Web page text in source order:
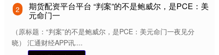
2
期货配资平台平台 “判案”的不是鲍威尔，是PCE：美
元命门一
（原标题：“判案”的不是鲍威尔，是PCE：美元命门一夜见分
晓） 汇通财经APP讯....